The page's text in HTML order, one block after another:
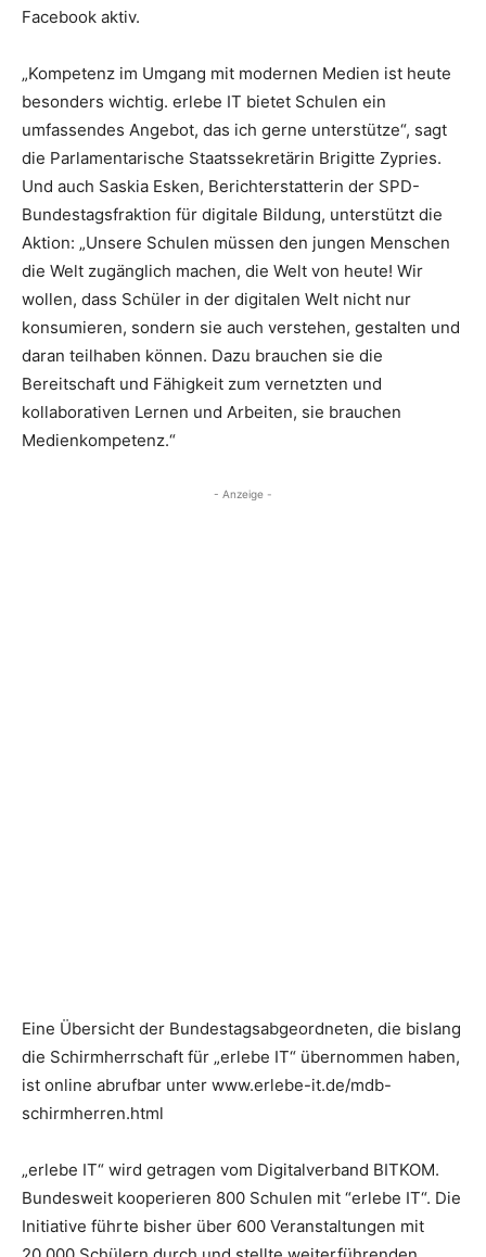
Facebook aktiv.
„Kompetenz im Umgang mit modernen Medien ist heute
besonders wichtig. erlebe IT bietet Schulen ein
umfassendes Angebot, das ich gerne unterstütze“, sagt
die Parlamentarische Staatssekretärin Brigitte Zypries.
Und auch Saskia Esken, Berichterstatterin der SPD-
Bundestagsfraktion für digitale Bildung, unterstützt die
Aktion: „Unsere Schulen müssen den jungen Menschen
die Welt zugänglich machen, die Welt von heute! Wir
wollen, dass Schüler in der digitalen Welt nicht nur
konsumieren, sondern sie auch verstehen, gestalten und
daran teilhaben können. Dazu brauchen sie die
Bereitschaft und Fähigkeit zum vernetzten und
kollaborativen Lernen und Arbeiten, sie brauchen
Medienkompetenz.“
- Anzeige -
Eine Übersicht der Bundestagsabgeordneten, die bislang
die Schirmherrschaft für „erlebe IT“ übernommen haben,
ist online abrufbar unter www.erlebe-it.de/mdb-
schirmherren.html
„erlebe IT“ wird getragen vom Digitalverband BITKOM.
Bundesweit kooperieren 800 Schulen mit “erlebe IT“. Die
Initiative führte bisher über 600 Veranstaltungen mit